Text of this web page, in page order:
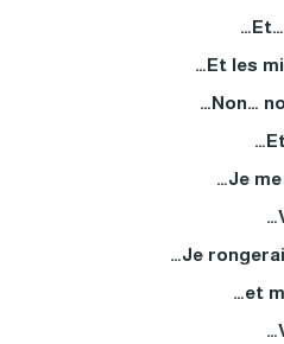
Et les
Non…
Je
Je
et